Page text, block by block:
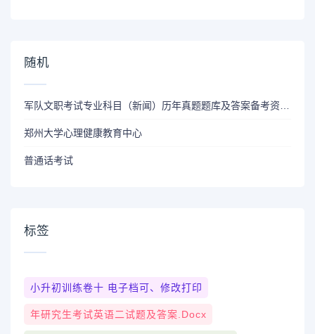
随机
郑州大学心理健康教育中心
普通话考试
标签
小升初训练卷十 电子档可、修改打印
年研究生考试英语二试题及答案.docx